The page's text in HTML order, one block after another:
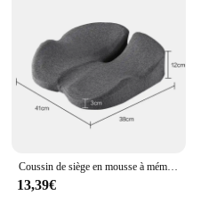
Coussin de siège en mousse à mémoire de forme, antidérapant, orthopédique, 4 roues motrices, coussin de prostate, CÔTÉ cyx, contrasté, atcaback, oto, instituts, confort, chaise, siège de voiture
13,39€